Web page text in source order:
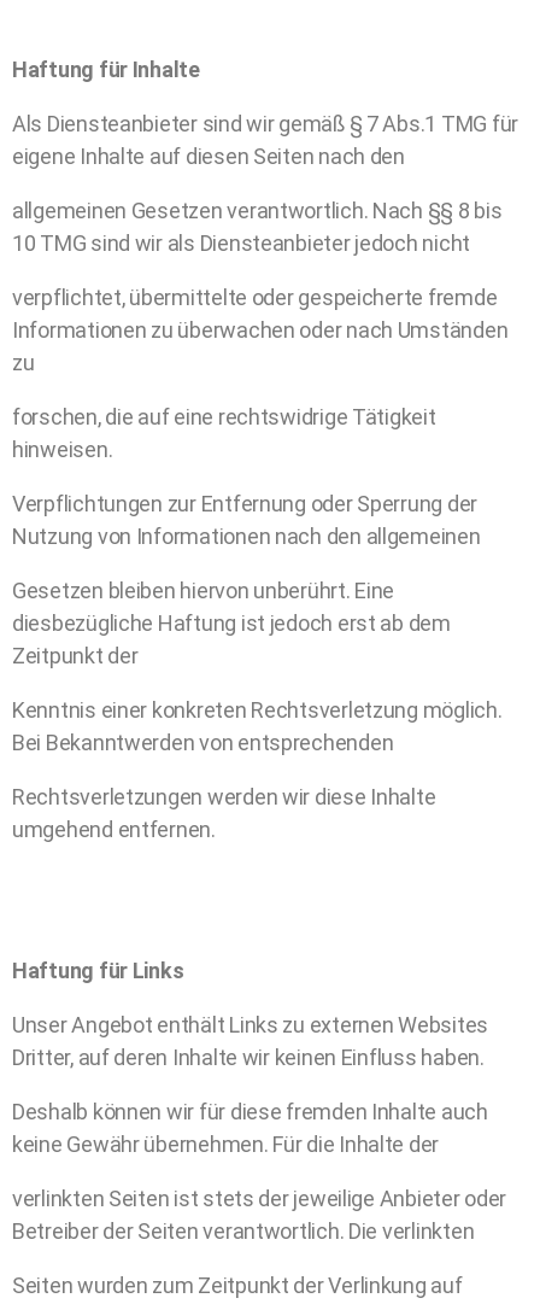
Haftung für Inhalte
Als Diensteanbieter sind wir gemäß § 7 Abs.1 TMG für
eigene Inhalte auf diesen Seiten nach den
allgemeinen Gesetzen verantwortlich. Nach §§ 8 bis
10 TMG sind wir als Diensteanbieter jedoch nicht
verpflichtet, übermittelte oder gespeicherte fremde
Informationen zu überwachen oder nach Umständen
zu
forschen, die auf eine rechtswidrige Tätigkeit
hinweisen.
Verpflichtungen zur Entfernung oder Sperrung der
Nutzung von Informationen nach den allgemeinen
Gesetzen bleiben hiervon unberührt. Eine
diesbezügliche Haftung ist jedoch erst ab dem
Zeitpunkt der
Kenntnis einer konkreten Rechtsverletzung möglich.
Bei Bekanntwerden von entsprechenden
Rechtsverletzungen werden wir diese Inhalte
umgehend entfernen.
Haftung für Links
Unser Angebot enthält Links zu externen Websites
Dritter, auf deren Inhalte wir keinen Einfluss haben.
Deshalb können wir für diese fremden Inhalte auch
keine Gewähr übernehmen. Für die Inhalte der
verlinkten Seiten ist stets der jeweilige Anbieter oder
Betreiber der Seiten verantwortlich. Die verlinkten
Seiten wurden zum Zeitpunkt der Verlinkung auf